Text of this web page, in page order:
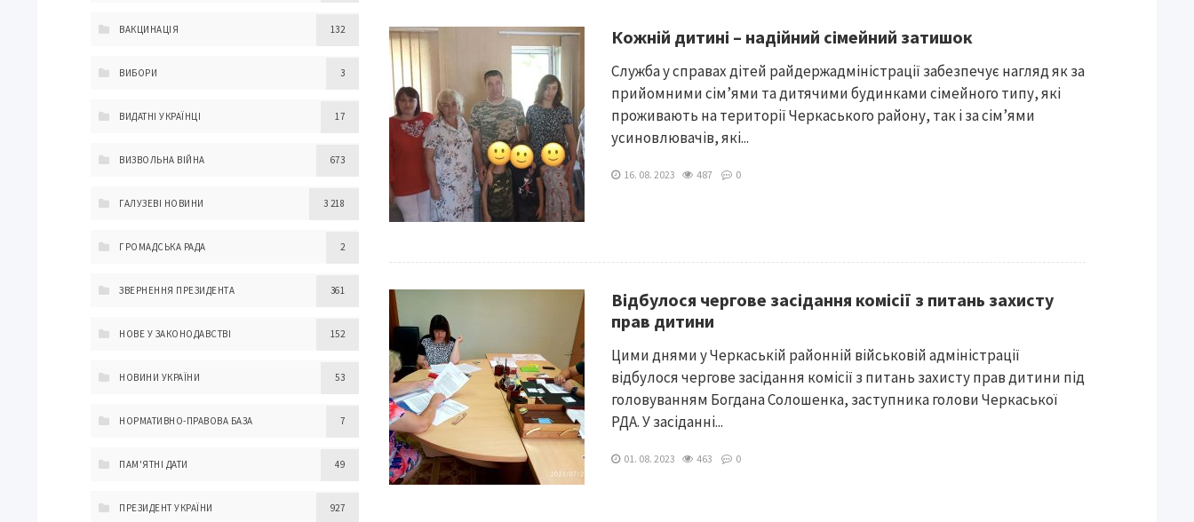
Кожній дитині – надійний сімейний затишок
Служба у справах дітей райдержадміністрації забезпечує нагляд як за
прийомними сім’ями та дитячими будинками сімейного типу, які
проживають на території Черкаського району, так і за сім’ями
усиновлювачів, які...
16. 08. 2023 487 0
Відбулося чергове засідання комісії з питань захисту
прав дитини
Цими днями у Черкаській районній військовій адміністрації
відбулося чергове засідання комісії з питань захисту прав дитини під
головуванням Богдана Солошенка, заступника голови Черкаської
РДА. У засіданні...
01. 08. 2023 463 0
ВАКЦИНАЦІЯ 132
ВИБОРИ 3
ВИДАТНІ УКРАЇНЦІ 17
ВИЗВОЛЬНА ВІЙНА 673
ГАЛУЗЕВІ НОВИНИ 3 218
ГРОМАДСЬКА РАДА 2
ЗВЕРНЕННЯ ПРЕЗИДЕНТА 361
НОВЕ У ЗАКОНОДАВСТВІ 152
НОВИНИ УКРАЇНИ 53
НОРМАТИВНО-ПРАВОВА БАЗА 7
ПАМ'ЯТНІ ДАТИ 49
ПРЕЗИДЕНТ УКРАЇНИ 927